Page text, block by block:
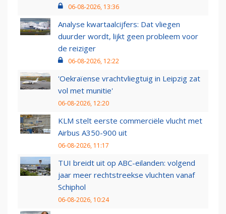
06-08-2026, 13:36
Analyse kwartaalcijfers: Dat vliegen
duurder wordt, lijkt geen probleem voor
de reiziger
06-08-2026, 12:22
'Oekraïense vrachtvliegtuig in Leipzig zat
vol met munitie'
06-08-2026, 12:20
KLM stelt eerste commerciële vlucht met
Airbus A350-900 uit
06-08-2026, 11:17
TUI breidt uit op ABC-eilanden: volgend
jaar meer rechtstreekse vluchten vanaf
Schiphol
06-08-2026, 10:24